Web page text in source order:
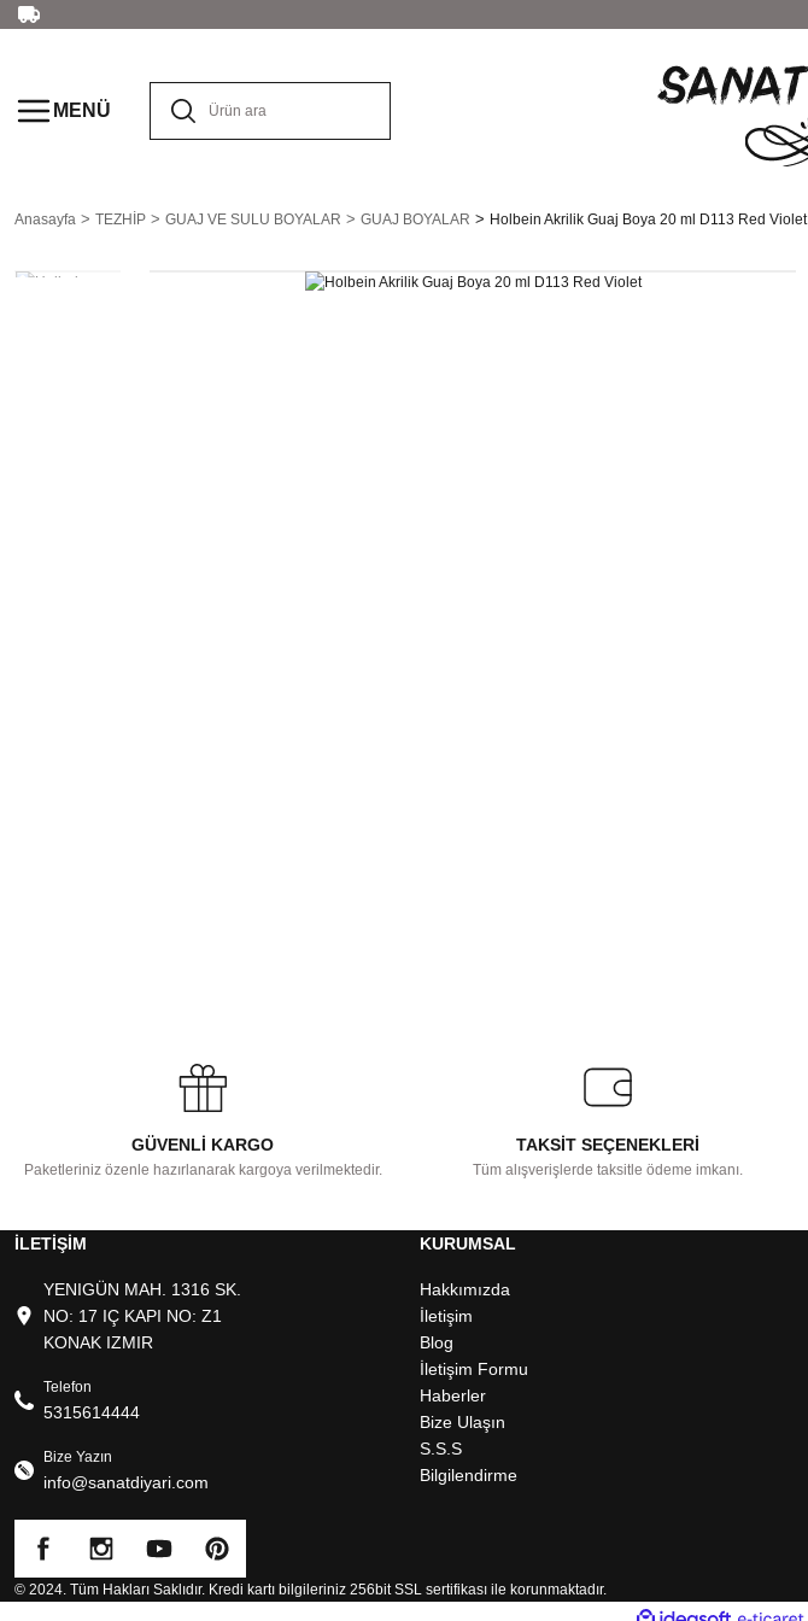
MENÜ
Anasayfa TEZHİP GUAJ VE SULU BOYALAR GUAJ BOYALAR Holbein Akrilik Guaj Boya 20 ml D113 Red Violet
GÜVENLİ KARGO
Paketleriniz özenle hazırlanarak kargoya verilmektedir.
TAKSİT SEÇENEKLERİ
Tüm alışverişlerde taksitle ödeme imkanı.
İLETİŞİM
YENIGÜN MAH. 1316 SK.
NO: 17 IÇ KAPI NO: Z1
KONAK IZMIR
Telefon
5315614444
Bize Yazın
info@sanatdiyari.com
KURUMSAL
Hakkımızda
İletişim
Blog
İletişim Formu
Haberler
Bize Ulaşın
S.S.S
Bilgilendirme
© 2024. Tüm Hakları Saklıdır. Kredi kartı bilgileriniz 256bit SSL sertifikası ile korunmaktadır.